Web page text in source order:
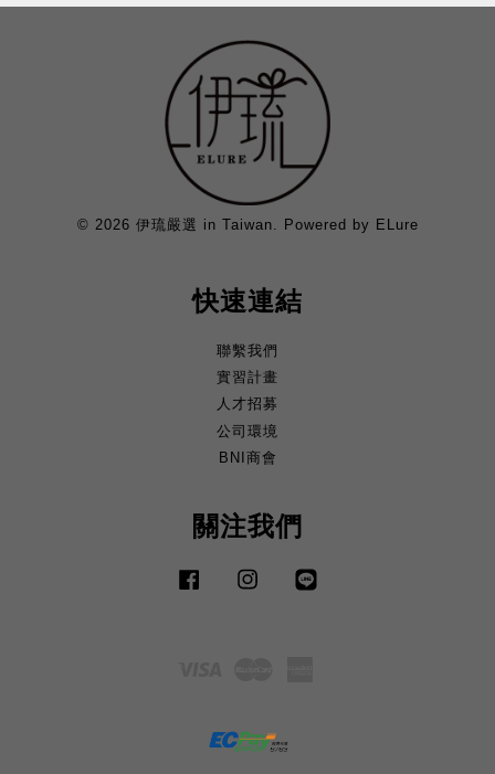
© 2026 伊琉嚴選 in Taiwan. Powered by ELure
快速連結
聯繫我們
實習計畫
人才招募
公司環境
BNI商會
關注我們
Facebook Instagram